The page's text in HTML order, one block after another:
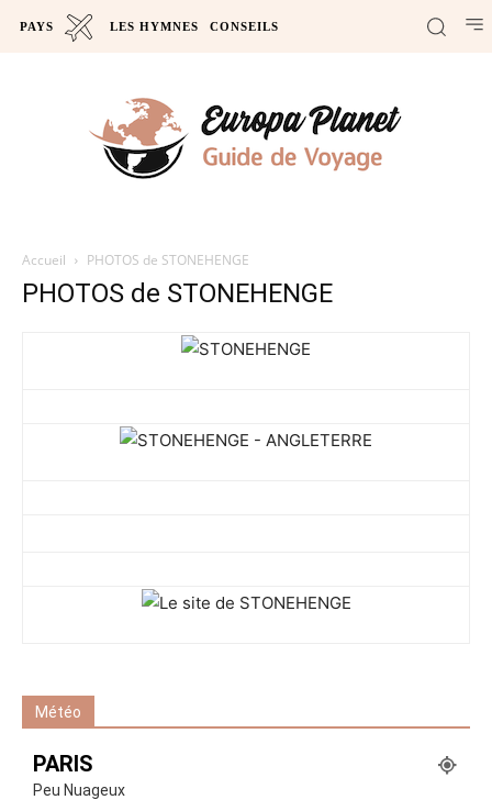
PAYS LES HYMNES CONSEILS
Accueil PHOTOS de STONEHENGE
PHOTOS de STONEHENGE
Météo
PARIS
Peu Nuageux